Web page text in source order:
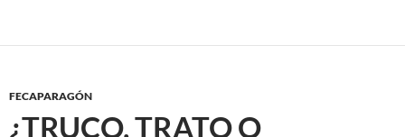
FECAPARAGÓN
¿TRUCO, TRATO O